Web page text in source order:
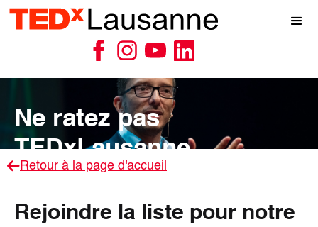
Ne ratez pas
TEDxLausanne
Retour à la page d'accueil
Rejoindre la liste pour notre